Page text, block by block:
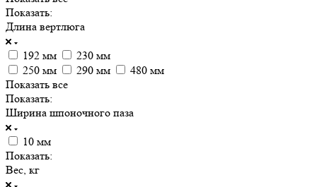
Показать:
Длина вертлюга
192 мм
230 мм
250 мм
290 мм
480 мм
Показать все
Показать:
Ширина шпоночного паза
10 мм
Показать:
Вес, кг